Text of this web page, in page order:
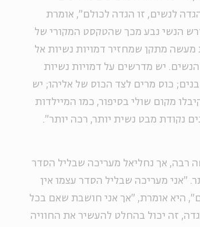
לנשים, זו הגדה לכולם", אומרת
הנשי נבע מכך שהטקסט המקורי של
מעשה מתקן שמחזיר דמויות נשיות אל
יש מדרשים על דמויות נשיות
כוס מרים לצד הכוס של אליהו; יש
מקום שולי בסיפור, כמו המיילדות
נקודת מבט נשית יותר, רכה יותר".
רבה, אך נחליאל מעריכה שבליל הסדר
"אני מעריכה שבליל הסדר עצמו אין
היא אומרת, "אך אני חושבת שאם בכל
זה יכול בהחלט להעשיר את החוויה